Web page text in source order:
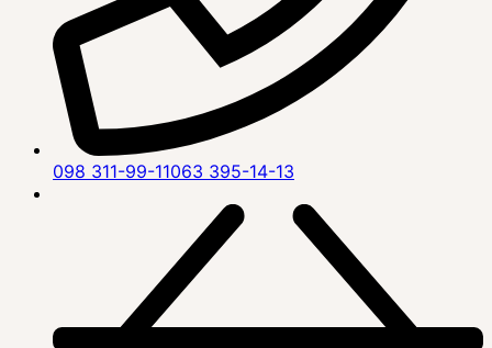
098 311-99-11063 395-14-13